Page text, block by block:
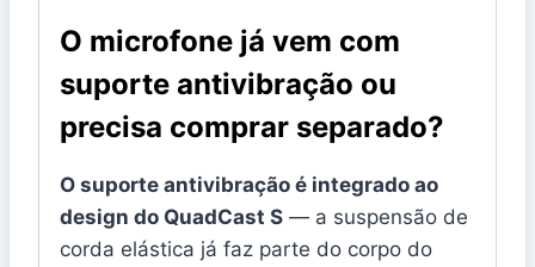
O microfone já vem com
suporte antivibração ou
precisa comprar separado?
O suporte antivibração é integrado ao
design do QuadCast S — a suspensão de
corda elástica já faz parte do corpo do